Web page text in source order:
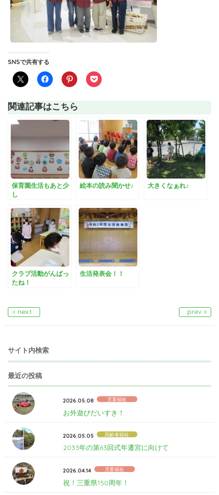
SNSで共有する
関連記事はこちら
保育園生活もあと少
し
絵本の読み聞かせ♪ 大きくなぁれ♪
クラブ活動がんばっ
たね！
生活発表会！！
< next prev >
サイト内検索
最近の投稿
2026.05.08 児童福祉
お外遊びだいすき！
2026.05.05 高齢者福祉
2033年の第63回式年遷宮に向けて
2026.04.14 児童福祉
祝！三重県150周年！